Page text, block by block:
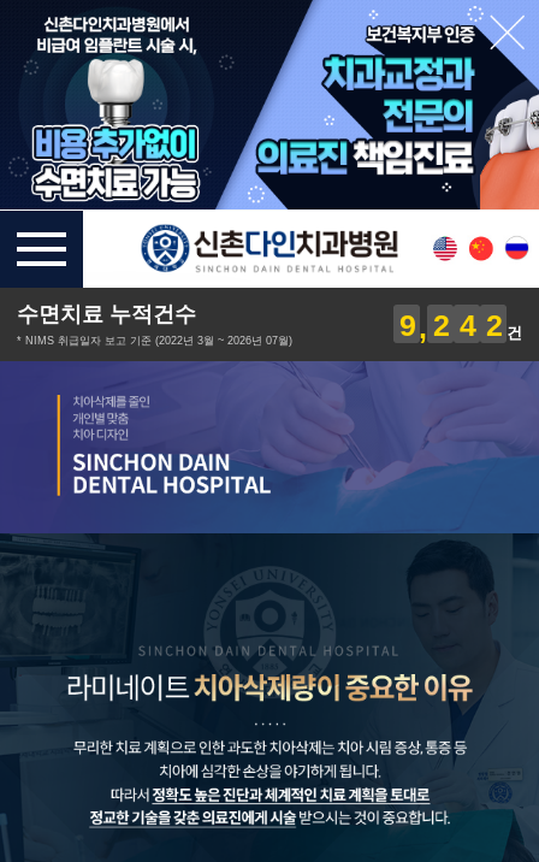
수면치료 누적건수
* NIMS 취급일자 보고 기준 (2022년 3월 ~ 2026년 07월) 9 2 4 2 건